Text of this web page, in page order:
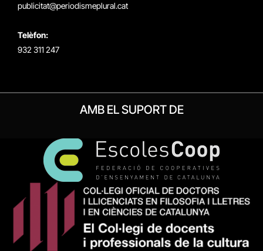
publicitat@periodismeplural.cat
Telèfon:
932 311 247
AMB EL SUPORT DE